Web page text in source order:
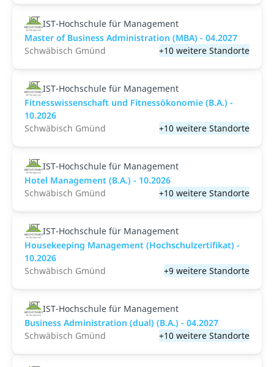
IST-Hochschule für Management
Master of Business Administration (MBA) - 04.2027
Schwäbisch Gmünd
+10 weitere Standorte
IST-Hochschule für Management
Fitnesswissenschaft und Fitnessökonomie (B.A.) -
10.2026
Schwäbisch Gmünd
+10 weitere Standorte
IST-Hochschule für Management
Hotel Management (B.A.) - 10.2026
Schwäbisch Gmünd
+10 weitere Standorte
IST-Hochschule für Management
Housekeeping Management (Hochschulzertifikat) -
10.2026
Schwäbisch Gmünd
+9 weitere Standorte
IST-Hochschule für Management
Business Administration (dual) (B.A.) - 04.2027
Schwäbisch Gmünd
+10 weitere Standorte